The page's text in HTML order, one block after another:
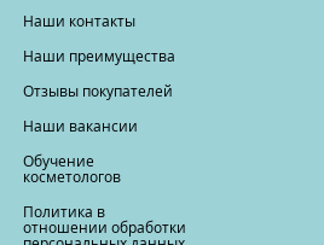
Наши контакты
Наши преимущества
Отзывы покупателей
Наши вакансии
Обучение
косметологов
Политика в
отношении обработки